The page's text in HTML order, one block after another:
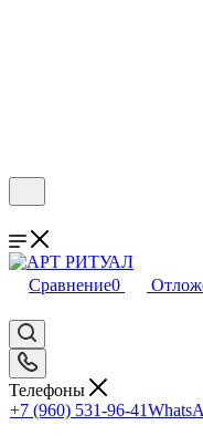
Сравнение0
Телефоны
+7 (960) 531-96-41